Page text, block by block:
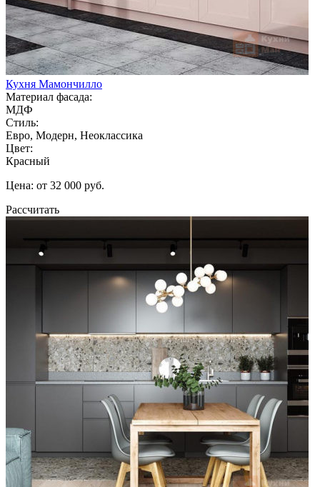
Кухня Мамончилло
Материал фасада:
МДФ
Стиль:
Евро, Модерн, Неоклассика
Цвет:
Красный
Цена: от 32 000 руб.
Рассчитать